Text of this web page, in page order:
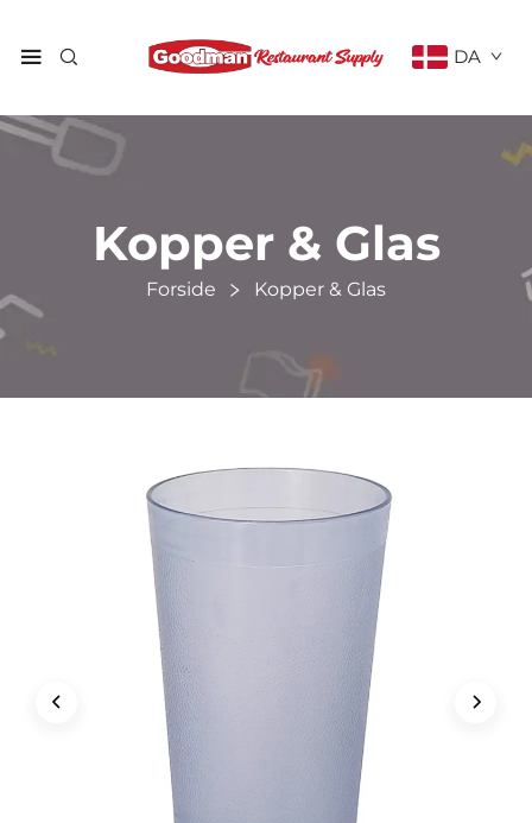
DA
Kopper & Glas
Forside Kopper & Glas